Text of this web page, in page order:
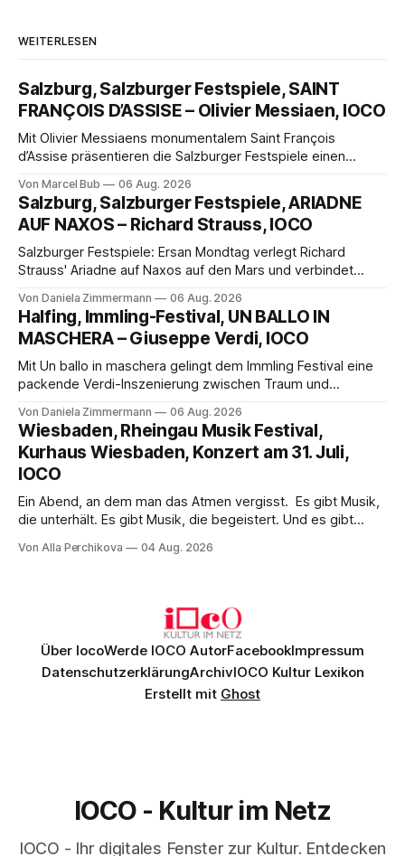
WEITERLESEN
Salzburg, Salzburger Festspiele, SAINT
FRANÇOIS D’ASSISE – Olivier Messiaen, IOCO
Mit Olivier Messiaens monumentalem Saint François
d’Assise präsentieren die Salzburger Festspiele einen
eine bildgewaltige Inszenierung, Maxime Pascal entfaltet
die komplexe Partitur eindrucksvoll, Philippe Sly berührt als
Franziskus.
Von Marcel Bub 06 Aug. 2026
Salzburg, Salzburger Festspiele, ARIADNE
AUF NAXOS – Richard Strauss, IOCO
Salzburger Festspiele: Ersan Mondtag verlegt Richard
Strauss' Ariadne auf Naxos auf den Mars und verbindet
Aufführung mit starken Solisten und den Wiener
Philharmonikern, szenisch bleibt der zweite Akt jedoch
hinter den Erwartungen zurück.
Von Daniela Zimmermann 06 Aug. 2026
Halfing, Immling-Festival, UN BALLO IN
MASCHERA – Giuseppe Verdi, IOCO
Mit Un ballo in maschera gelingt dem Immling Festival eine
packende Verdi-Inszenierung zwischen Traum und
psychologische Tiefe mit starken Bildern, getragen von
einem spielfreudigen Ensemble und einer musikalisch
überzeugenden Gesamtleistung.
Von Daniela Zimmermann 06 Aug. 2026
Wiesbaden, Rheingau Musik Festival,
Kurhaus Wiesbaden, Konzert am 31. Juli,
IOCO
Ein Abend, an dem man das Atmen vergisst. Es gibt Musik,
die unterhält. Es gibt Musik, die begeistert. Und es gibt
Genau so war der Abend im Kurhaus Wiesbaden, an dem
Von Alla Perchikova 04 Aug. 2026
Über IocoWerde IOCO AutorFacebookImpressum
DatenschutzerklärungArchivIOCO Kultur Lexikon
Erstellt mit Ghost
IOCO - Kultur im Netz
IOCO - Ihr digitales Fenster zur Kultur. Entdecken